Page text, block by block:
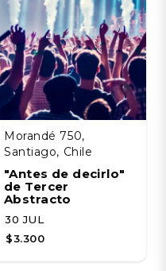
Morandé 750,
Santiago, Chile
"Antes de decirlo"
de Tercer
Abstracto
30 JUL
$3.300